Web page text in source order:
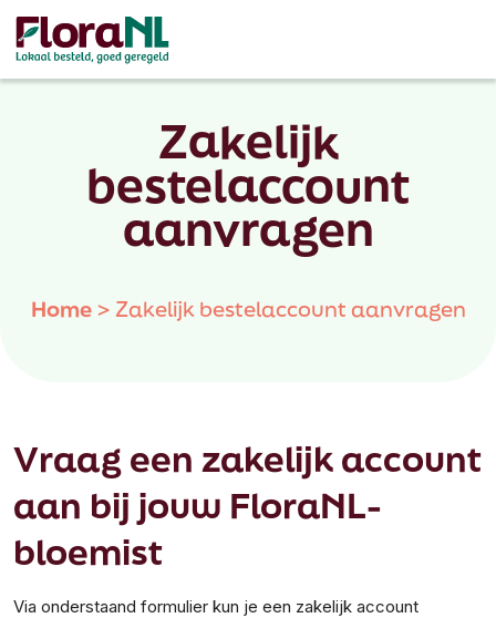
Zakelijk
bestelaccount
aanvragen
Home>Zakelijk bestelaccount aanvragen
Vraag een zakelijk account
aan bij jouw FloraNL-
bloemist
Via onderstaand formulier kun je een zakelijk account